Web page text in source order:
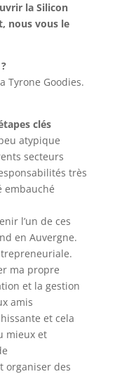
la Silicon
nous vous le
Tyrone Goodies.
clés
atypique
secteurs
très
embauché
l’un de ces
en Auvergne.
ma propre
et la gestion
amis
et cela
mieux et
organiser des